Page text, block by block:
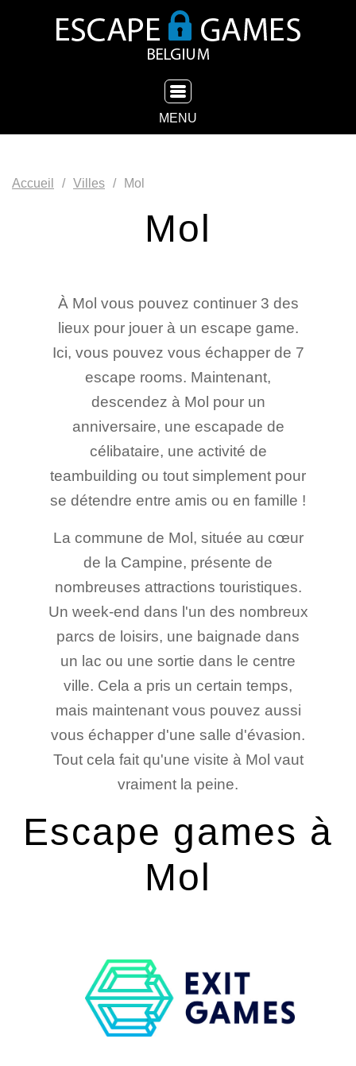
TOGGLE NAVIGATION
MENU
Accueil Villes Mol
Mol
À Mol vous pouvez continuer 3 des
lieux pour jouer à un escape game.
Ici, vous pouvez vous échapper de 7
escape rooms. Maintenant,
descendez à Mol pour un
anniversaire, une escapade de
célibataire, une activité de
teambuilding ou tout simplement pour
se détendre entre amis ou en famille !
La commune de Mol, située au cœur
de la Campine, présente de
nombreuses attractions touristiques.
Un week-end dans l'un des nombreux
parcs de loisirs, une baignade dans
un lac ou une sortie dans le centre
ville. Cela a pris un certain temps,
mais maintenant vous pouvez aussi
vous échapper d'une salle d'évasion.
Tout cela fait qu'une visite à Mol vaut
vraiment la peine.
Escape games à
Mol